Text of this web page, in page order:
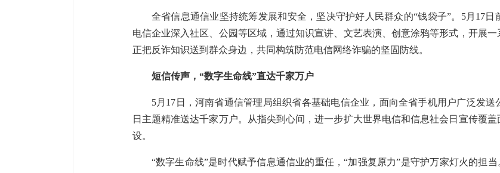
全省信息通信业坚持统筹发展和安全，坚决守护好人民群众的“钱袋子”。5月17
电信企业深入社区、公园等区域，通过知识宣讲、文艺表演、创意涂鸦等形式，开展
正把反诈知识送到群众身边，共同构筑防范电信网络诈骗的坚固防线。
短信传声，“数字生命线”直达千家万户
5月17日，河南省通信管理局组织省各基础电信企业，面向全省手机用户广泛发送
日主题精准送达千家万户。从指尖到心间，进一步扩大世界电信和信息社会日宣传覆
设。
“数字生命线”是时代赋予信息通信业的重任，“加强复原力”是守护万家灯火的担